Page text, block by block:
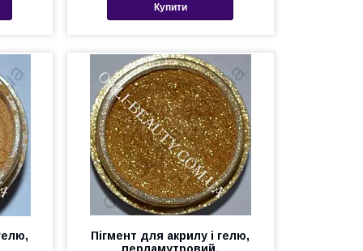
Купити
Пігмент для акрилу і гелю,